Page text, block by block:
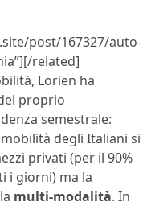
post/167327/auto-
related]
Lorien ha
proprio
semestrale:
degli Italiani si
privati (per il 90%
i giorni) ma la
multi-modalità. In